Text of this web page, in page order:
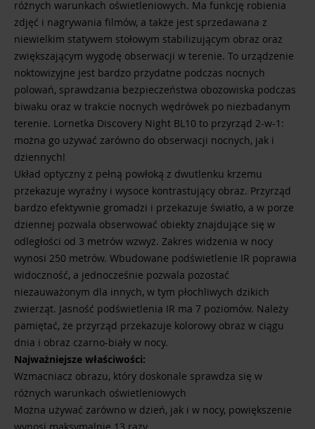
różnych warunkach oświetleniowych. Ma funkcję robienia
zdjęć i nagrywania filmów, a także jest sprzedawana z
niewielkim statywem stołowym stabilizującym obraz oraz
zwiększającym wygodę obserwacji w terenie. To urządzenie
noktowizyjne jest bardzo przydatne podczas nocnych
polowań, sprawdzania bezpieczeństwa obozowiska podczas
biwaku oraz w trakcie nocnych wędrówek po niezbadanym
terenie. Lornetka Discovery Night BL10 to przyrząd 2-w-1:
można go używać zarówno do obserwacji nocnych, jak i
dziennych!
Układ optyczny z pełną powłoką z dwutlenku krzemu
przekazuje wyraźny i wysoce kontrastujący obraz. Przyrząd
bardzo efektywnie gromadzi i przekazuje światło, a w porze
dziennej pozwala obserwować obiekty znajdujące się w
odległości od 3 metrów wzwyż. Zakres widzenia w nocy
wynosi 250 metrów. Wbudowane podświetlenie IR poprawia
widoczność, a jednocześnie pozwala pozostać
niezauważonym dla innych, w tym płochliwych dzikich
zwierząt. Jasność podświetlenia IR ma 7 poziomów. Należy
pamiętać, że przyrząd przekazuje kolorowy obraz w ciągu
dnia i obraz czarno-biały w nocy.
Najważniejsze właściwości:
Wzmacniacz obrazu, który doskonale sprawdza się w
różnych warunkach oświetleniowych
Można używać zarówno w dzień, jak i w nocy, powiększenie